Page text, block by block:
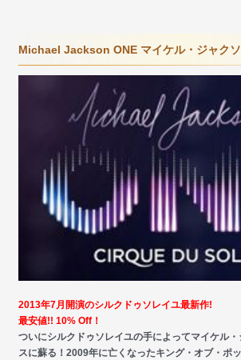
Michael Jackson ONE マイケル・ジャク
2013年7月開演のシルクドゥソレイユ最新作!
最安値!! 10% Off！
ついにシルクドゥソレイユの手によってマイケル
スに蘇る！2009年に亡くなったキング・オブ・ポ